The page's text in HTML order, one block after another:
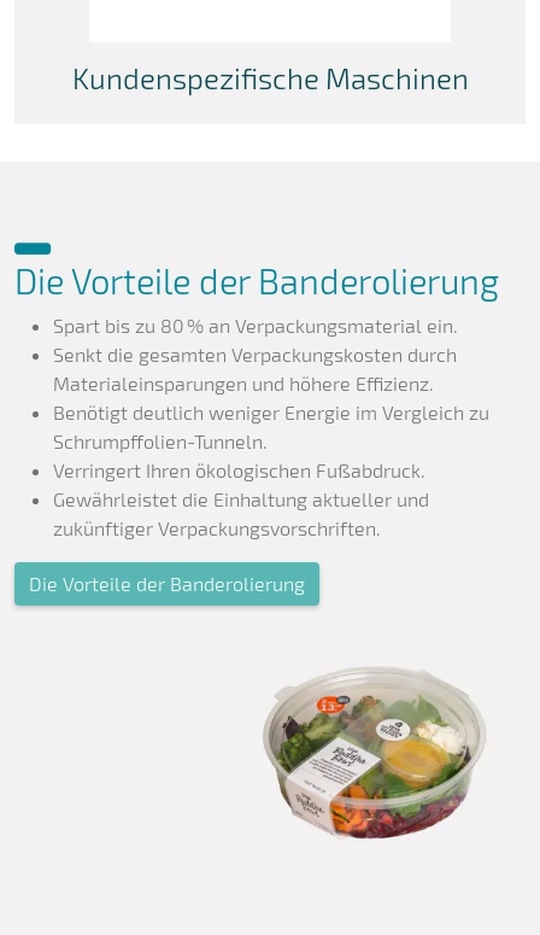
Kundenspezifische Maschinen
Die Vorteile der Banderolierung
Spart bis zu 80 % an Verpackungsmaterial ein.
Senkt die gesamten Verpackungskosten durch
Materialeinsparungen und höhere Effizienz.
Benötigt deutlich weniger Energie im Vergleich zu
Schrumpffolien-Tunneln.
Verringert Ihren ökologischen Fußabdruck.
Gewährleistet die Einhaltung aktueller und
zukünftiger Verpackungsvorschriften.
Die Vorteile der Banderolierung